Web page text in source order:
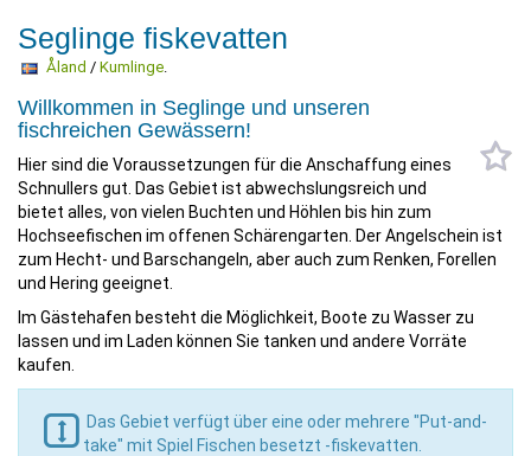
Seglinge fiskevatten
Åland / Kumlinge.
Willkommen in Seglinge und unseren
fischreichen Gewässern!
Hier sind die Voraussetzungen für die Anschaffung eines
Schnullers gut. Das Gebiet ist abwechslungsreich und
bietet alles, von vielen Buchten und Höhlen bis hin zum
Hochseefischen im offenen Schärengarten. Der Angelschein ist
zum Hecht- und Barschangeln, aber auch zum Renken, Forellen
und Hering geeignet.
Im Gästehafen besteht die Möglichkeit, Boote zu Wasser zu
lassen und im Laden können Sie tanken und andere Vorräte
kaufen.
Das Gebiet verfügt über eine oder mehrere "Put-and-
take" mit Spiel Fischen besetzt -fiskevatten.